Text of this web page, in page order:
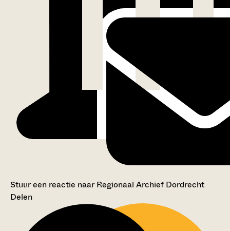
Stuur een reactie naar Regionaal Archief Dordrecht
Delen